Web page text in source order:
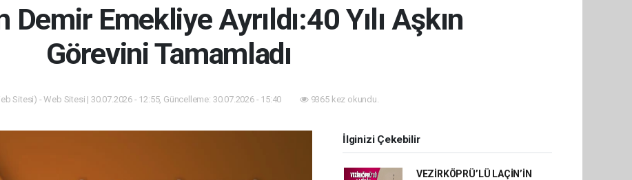
Emekliye Ayrıldı:40 Yılı Aşkın
Görevini Tamamladı
Sitesi) - Web Sitesi | 30.07.2026 - 12:55, Güncelleme: 30.07.2026 - 15:40 9365 kez okundu.
İlginizi Çekebilir
VEZİRKÖPRÜ’LÜ LAÇİN’İN